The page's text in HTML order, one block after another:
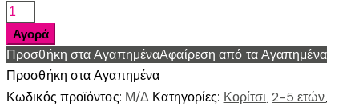
ΦΟΡΕΜΑ
ΚΑΡΔΙΕΣ
ποσότητα
Αγορά
Προσθήκη στα ΑγαπημέναΑφαίρεση από τα Αγαπημένα
Προσθήκη στα Αγαπημένα
Κωδικός προϊόντος: Μ/Δ Κατηγορίες: Κορίτσι,2-5 ετών,